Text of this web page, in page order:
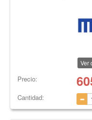
Ver
Precio:
Cantidad: